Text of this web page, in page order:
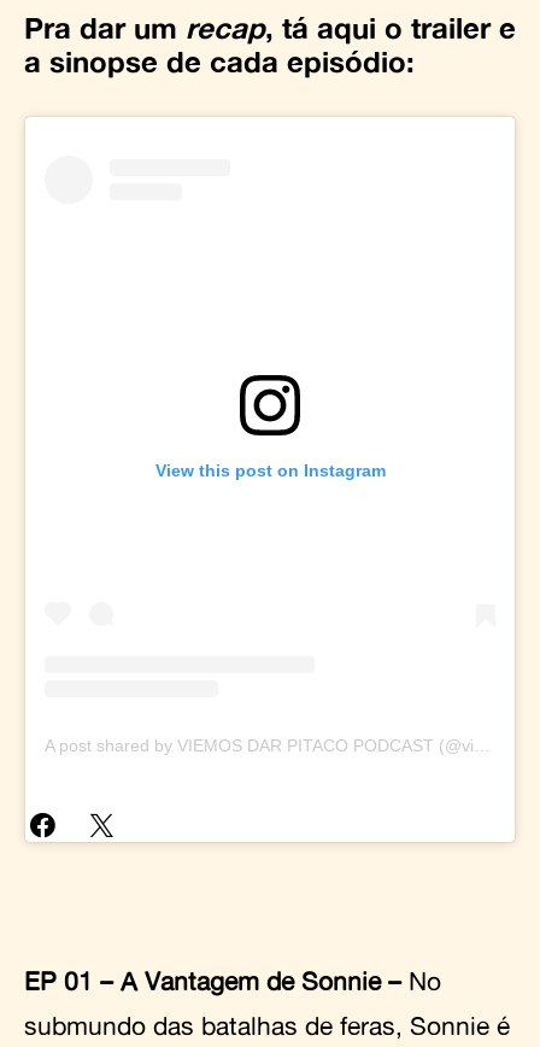
Pra dar um recap, tá aqui o trailer e
a sinopse de cada episódio:
View this post on Instagram
EP 01 – A Vantagem de Sonnie –No
submundo das batalhas de feras, Sonnie é